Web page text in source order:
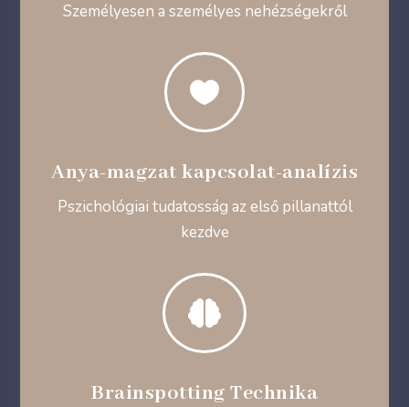
Személyesen a személyes nehézségekről

Anya-magzat kapcsolat-analízis
Pszichológiai tudatosság az első pillanattól
kezdve

Brainspotting Technika